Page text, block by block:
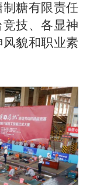
糖有限责任
技、各显神
貌和职业素